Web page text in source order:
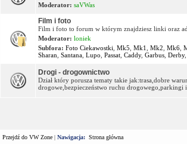
Moderator: saVWas
Film i foto
Film i foto to forum w którym znajdziesz linki oraz
Moderator: loniek
Subfora: Foto Ciekawostki Mk5 Mk1 Mk2 Mk6
Sharan Santana Lupo Passat Caddy, Garbus Derby,
Drogi - drogownictwo
Dział który porusza tematy takie jak:trasa,dobre
drogowe,bezpieczeństwo ruchu drogowego,parkingi
Przejdź do VW Zone | Nawigacja: Strona główna